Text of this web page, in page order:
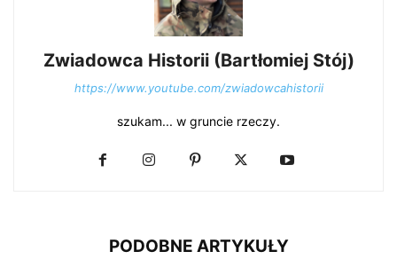
Zwiadowca Historii (Bartłomiej Stój)
https://www.youtube.com/zwiadowcahistorii
szukam... w gruncie rzeczy.
PODOBNE ARTYKUŁY